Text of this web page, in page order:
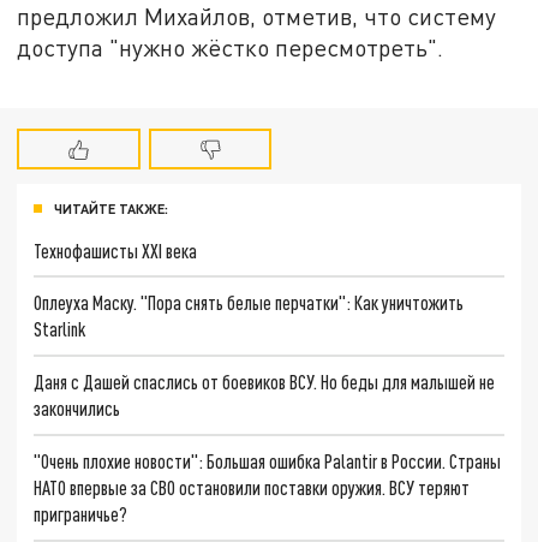
предложил Михайлов, отметив, что систему
доступа "нужно жёстко пересмотреть".
ЧИТАЙТЕ ТАКЖЕ:
Технофашисты XXI века
Оплеуха Маску. "Пора снять белые перчатки": Как уничтожить
Starlink
Даня с Дашей спаслись от боевиков ВСУ. Но беды для малышей не
закончились
"Очень плохие новости": Большая ошибка Palantir в России. Страны
НАТО впервые за СВО остановили поставки оружия. ВСУ теряют
приграничье?